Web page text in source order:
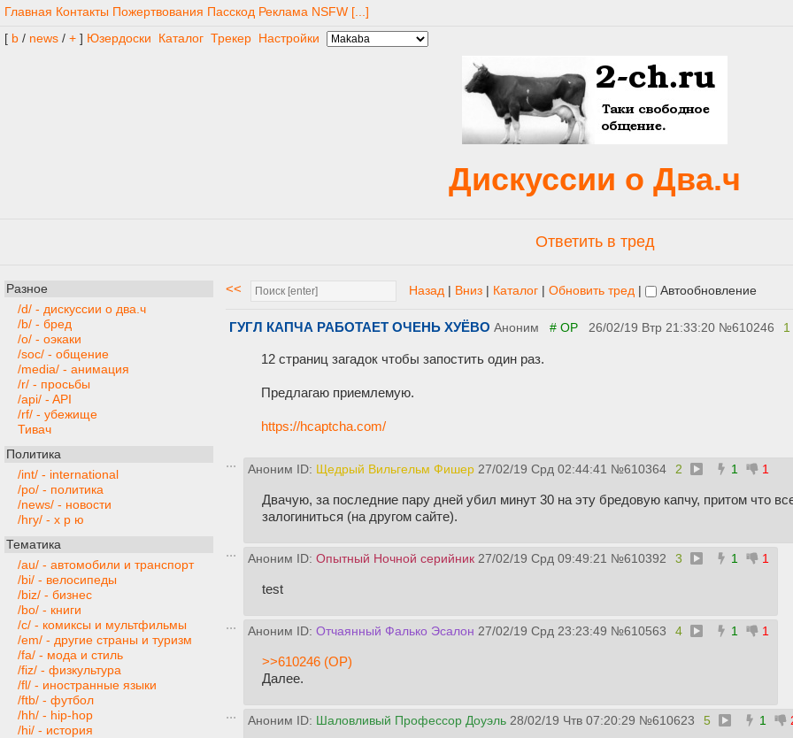
Главная Контакты Пожертвования Пасскод Реклама NSFW [...]
[ b / news / + ] Юзердоски Каталог Трекер Настройки
Дискуссии о Два.ч
Ответить в тред
Разное
/d/ - дискуссии о два.ч
/b/ - бред
/o/ - оэкаки
/soc/ - общение
/media/ - анимация
/r/ - просьбы
/api/ - API
/rf/ - убежище
Тивач
Политика
/int/ - international
/po/ - политика
/news/ - новости
/hry/ - х р ю
Тематика
/au/ - автомобили и транспорт
/bi/ - велосипеды
/biz/ - бизнес
/bo/ - книги
/c/ - комиксы и мультфильмы
/em/ - другие страны и туризм
/fa/ - мода и стиль
/fiz/ - физкультура
/fl/ - иностранные языки
/ftb/ - футбол
/hh/ - hip-hop
/hi/ - история
<< Назад Вниз Каталог Обновить тред Автообновление
ГУГЛ КАПЧА РАБОТАЕТ ОЧЕНЬ ХУЁВО Аноним # OP 26/02/19 Втр 21:33:20 №610246 1
12 страниц загадок чтобы запостить один раз.
Предлагаю приемлемую.
https://hcaptcha.com/
Аноним ID: Щедрый Вильгельм Фишер 27/02/19 Срд 02:44:41 №610364 2 1 1
Двачую, за последние пару дней убил минут 30 на эту бредовую капчу, притом что
залогиниться (на другом сайте).
Аноним ID: Опытный Ночной серийник 27/02/19 Срд 09:49:21 №610392 3 1 1
test
Аноним ID: Отчаянный Фалько Эсалон 27/02/19 Срд 23:23:49 №610563 4 1 1
>>610246 (OP)
Далее.
Аноним ID: Шаловливый Профессор Доуэль 28/02/19 Чтв 07:20:29 №610623 5 1